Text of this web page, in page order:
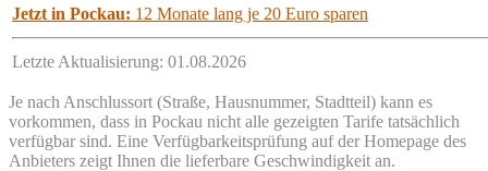
Jetzt in Pockau: 12 Monate lang je 20 Euro sparen
Letzte Aktualisierung: 01.08.2026
Je nach Anschlussort (Straße, Hausnummer, Stadtteil) kann es
vorkommen, dass in Pockau nicht alle gezeigten Tarife tatsächlich
verfügbar sind. Eine Verfügbarkeitsprüfung auf der Homepage des
Anbieters zeigt Ihnen die lieferbare Geschwindigkeit an.